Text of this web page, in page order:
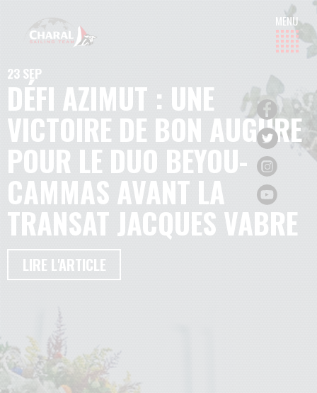
23 SEP
DÉFI AZIMUT : UNE
VICTOIRE DE BON AUGURE
POUR LE DUO BEYOU-
CAMMAS AVANT LA
TRANSAT JACQUES VABRE
LIRE L'ARTICLE